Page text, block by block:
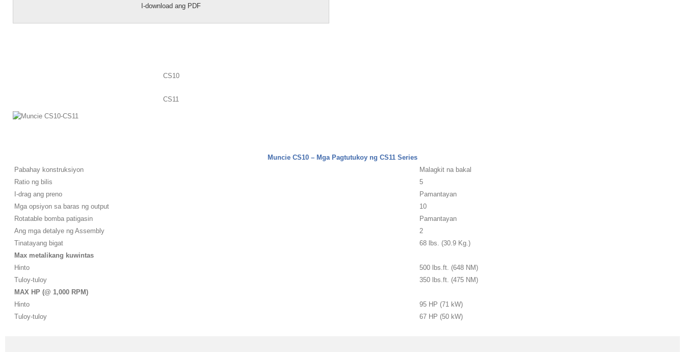
I-download ang PDF
CS10
CS11
Muncie CS10 – Mga Pagtutukoy ng CS11 Series
Pabahay konstruksiyon
Malagkit na bakal
Ratio ng bilis
5
I-drag ang preno
Pamantayan
Mga opsiyon sa baras ng output
10
Rotatable bomba patigasin
Pamantayan
Ang mga detalye ng Assembly
2
Tinatayang bigat
68 lbs. (30.9 Kg.)
Max metalikang kuwintas
Hinto
500 lbs.ft. (648 NM)
Tuloy-tuloy
350 lbs.ft. (475 NM)
MAX HP (@ 1,000 RPM)
Hinto
95 HP (71 kW)
Tuloy-tuloy
67 HP (50 kW)